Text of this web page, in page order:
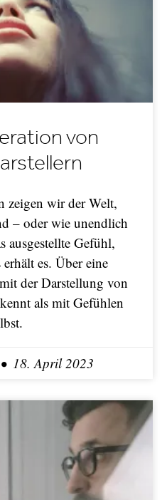
von
zeigen wir der Welt,
– oder wie unendlich
ausgestellte Gefühl,
es. Über eine
der Darstellung von
als mit Gefühlen
18. April 2023